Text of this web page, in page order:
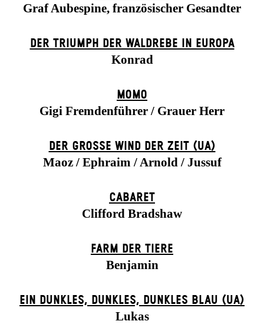
Graf Aubespine, französischer Gesandter
DER TRIUMPH DER WALDREBE IN EUROPA
Konrad
MOMO
Gigi Fremdenführer / Grauer Herr
DER GROSSE WIND DER ZEIT (UA)
Maoz / Ephraim / Arnold / Jussuf
CABARET
Clifford Bradshaw
FARM DER TIERE
Benjamin
EIN DUNK­LES, DUNK­LES, DUNK­LES BLAU (UA)
Lukas